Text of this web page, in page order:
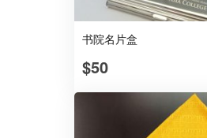
书院名片盒
$50